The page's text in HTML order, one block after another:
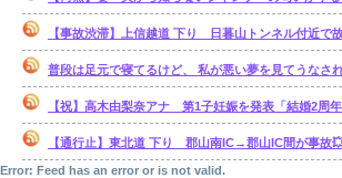
【事故渋滞】上信越道 下り 日暮山トンネル付近で故障車＆事故💥 車線規制 松井田妙義
普段は足元で寝てるけど、 私が悪い夢を見てうなされてたとき 優しく
【祝】高木由梨奈アナ 第1子妊娠を発表「結婚2周年とい
【通行止】東北道 下り 郡山南IC→郡山IC間が事故💥のため通行止「東北道
Error: Feed has an error or is not valid.